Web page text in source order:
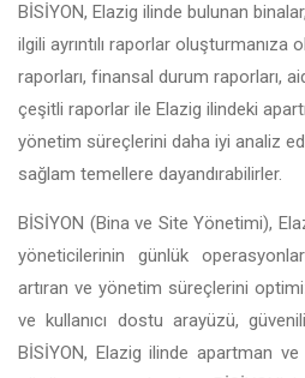
BİSİYON, Elazig ilinde bulunan
ilgili ayrıntılı raporlar oluşturmanıza
raporları, finansal durum raporları,
çeşitli raporlar ile Elazig ilindeki
yönetim süreçlerini daha iyi analiz
sağlam temellere dayandırabilirler.
BİSİYON (Bina ve Site Yönetimi),
yöneticilerinin günlük
artıran ve yönetim süreçlerini
ve kullanıcı dostu arayüzü,
BİSİYON, Elazig ilinde apartman